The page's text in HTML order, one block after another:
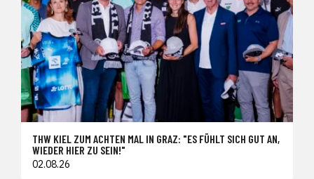
THW KIEL ZUM ACHTEN MAL IN GRAZ: "ES FÜHLT SICH GUT AN,
WIEDER HIER ZU SEIN!"
02.08.26